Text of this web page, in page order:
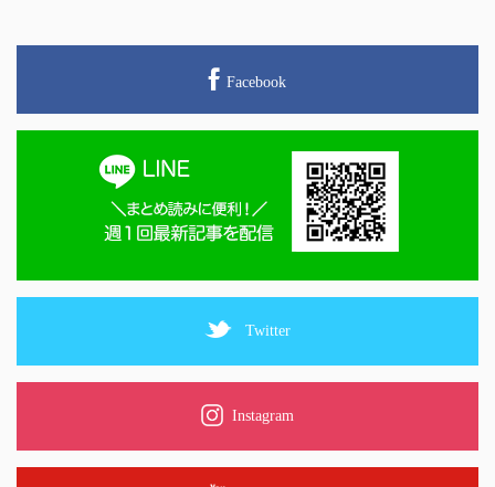
Facebook
Twitter
Instagram